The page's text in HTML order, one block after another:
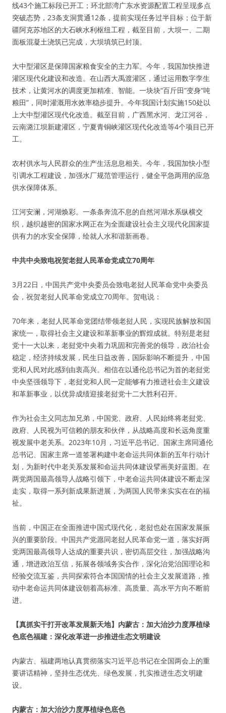
线43个施工标段已开工；环北部湾广东水资源配置工程呈现多点
突破态势，23条支洞贯通12条，提前实现任务过半目标；位于新
疆阿克苏地区的大石峡水利枢纽工程，截至目前，大坝一、二期
面板混凝土浇筑已完成，大坝填筑已封顶。
大中型灌区是保障国家粮食安全的主力军。今年，我国加快推进
灌区现代化建设和改造。在山西大禹渡灌区，通过运用数字孪生
技术，让黄河水的调度更加精准、智能。一块块“百斤田”变身“吨
粮田”，同时灌溉用水效率稳步提升。今年我国计划实施150处以
上大中型灌区现代化改造。截至目前，广西黑水河、龙江河谷，
云南潞江坝新建灌区，宁夏青铜峡灌区现代化改造等4个项目已开
工。
农村供水与人民群众的生产生活息息相关。今年，我国加快小型
引调水工程建设，加强水厂规范管理运行，健全平急两用的应急
供水保障体系。
江河安澜，河湖焕彩。一条条奔流不息的自然河湖水系纵横交
织，越织越密的国家水网正在为全面建设社会主义现代化国家提
供有力的水安全保障，绘就人水和谐新画卷。
中共中央致电祝贺老挝人民革命党成立70周年
3月22日，中国共产党中央委员会致电老挝人民革命党中央委员
会，祝贺老挝人民革命党成立70周年。贺电说：
70年来，老挝人民革命党团结带领老挝人民，实现民族解放和国
家统一，取得社会主义建设和革新事业的辉煌成就。特别是老挝
党十一大以来，老挝党中央着力巩固和完善党的领导，政治社会
稳定，经济持续发展，民生日益改善，国际影响不断提升，中国
党和人民对此感到由衷高兴。相信在以通伦总书记为首的老挝党
中央坚强领导下，老挝党和人民一定能够有力推进社会主义建设
和革新事业，以优异成绩迎接老挝党十二大胜利召开。
作为社会主义同志加兄弟，中国党、政府、人民始终将老挝党、
政府、人民视为可信赖的朋友和伙伴，从战略高度和长远角度重
视发展中老关系。2023年10月，习近平总书记、国家主席同通伦
总书记、国家主席一道签署构建中老命运共同体新的五年行动计
划，为新时代中老关系发展和命运共同体建设擘画美好蓝图。在
两党两国最高领导人战略引领下，中老命运共同体建设不断走深
走实，取得一系列新成果新进展，为两国人民带来实实在在的福
祉。
当前，中国正在全面推进中国式现代化，老挝也处在国家发展振
兴的重要阶段。中国共产党愿同老挝人民革命党一道，落实好两
党两国最高领导人达成的重要共识，密切高层交往，加强战略沟
通，增进政治互信，拓展各领域务实合作，深化治党治国理论和
经验交流互鉴，共同探索符合本国国情的社会主义发展道路，推
动中老命运共同体建设朝着高标准、高质量、高水平方向不断前
进。
【真抓实干打开改革发展新天地】内蒙古：加大治沙力度厚植绿
色底色福建：深化改革进一步推进生态文明建设
内蒙古、福建两地认真贯彻落实习近平总书记在全国两会上的重
要讲话精神，坚持生态优先、绿色发展，扎实推进生态文明建
设。
内蒙古：加大治沙力度厚植绿色底色